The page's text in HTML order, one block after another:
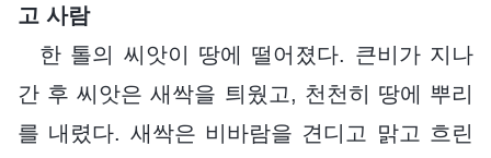
고 사람
한 톨의 씨앗이 땅에 떨어졌다. 큰비가 지나
간 후 씨앗은 새싹을 틔웠고, 천천히 땅에 뿌리
를 내렸다. 새싹은 비바람을 견디고 맑고 흐린